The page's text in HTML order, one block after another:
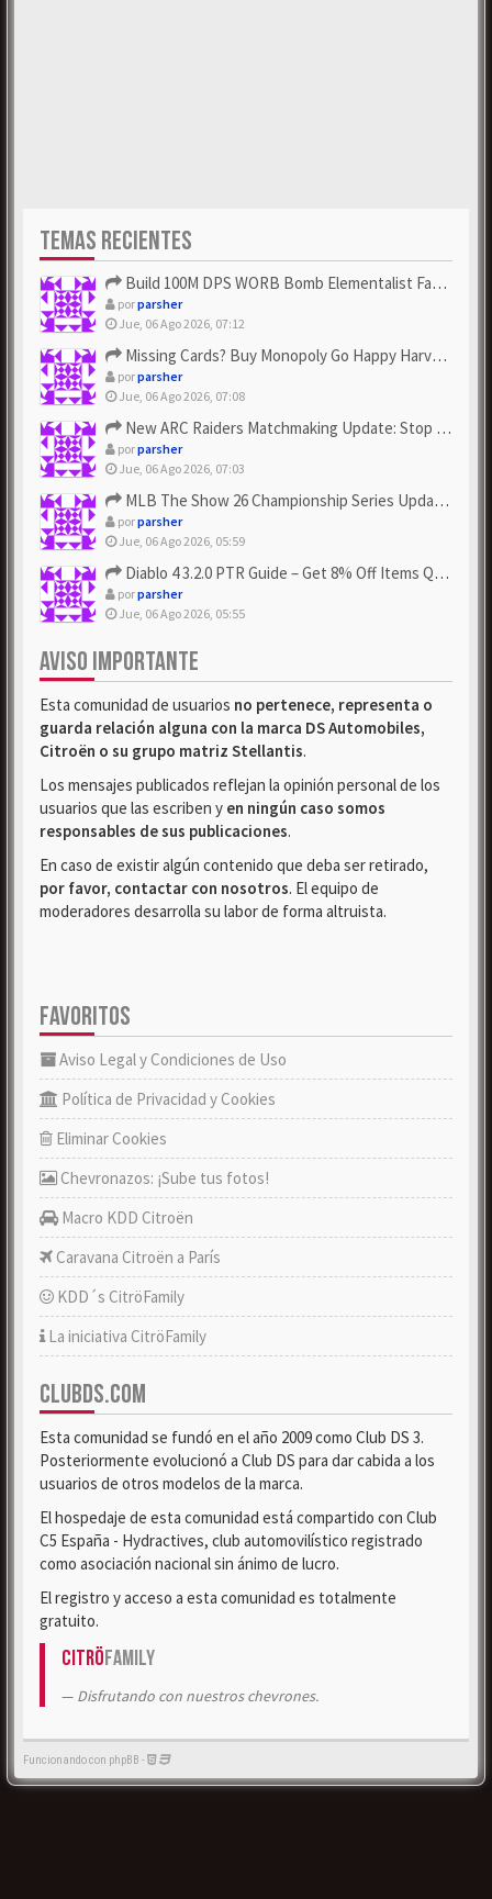
TEMAS RECIENTES
Build 100M DPS WORB Bomb Elementalist Fast - Grab POE Curren...
porparsher
Jue, 06 Ago 2026, 07:12
Missing Cards? Buy Monopoly Go Happy Harvest with Looney Tun...
porparsher
Jue, 06 Ago 2026, 07:08
New ARC Raiders Matchmaking Update: Stop Failed - Grab Bluep...
porparsher
Jue, 06 Ago 2026, 07:03
MLB The Show 26 Championship Series Update! Get Cheap & ...
porparsher
Jue, 06 Ago 2026, 05:59
Diablo 4 3.2.0 PTR Guide – Get 8% Off Items Quickly to Test ...
porparsher
Jue, 06 Ago 2026, 05:55
AVISO IMPORTANTE
Esta comunidad de usuarios no pertenece, representa o
guarda relación alguna con la marca DS Automobiles,
Citroën o su grupo matriz Stellantis.
Los mensajes publicados reflejan la opinión personal de los
usuarios que las escriben y en ningún caso somos
responsables de sus publicaciones.
En caso de existir algún contenido que deba ser retirado,
por favor, contactar con nosotros. El equipo de
moderadores desarrolla su labor de forma altruista.
FAVORITOS
Aviso Legal y Condiciones de Uso
Política de Privacidad y Cookies
Eliminar Cookies
Chevronazos: ¡Sube tus fotos!
Macro KDD Citroën
Caravana Citroën a París
KDD´s CitröFamily
La iniciativa CitröFamily
CLUBDS.COM
Esta comunidad se fundó en el año 2009 como Club DS 3.
Posteriormente evolucionó a Club DS para dar cabida a los
usuarios de otros modelos de la marca.
El hospedaje de esta comunidad está compartido con Club
C5 España - Hydractives, club automovilístico registrado
como asociación nacional sin ánimo de lucro.
El registro y acceso a esta comunidad es totalmente
gratuito.
CitröFamily
Disfrutando con nuestros chevrones.
Funcionando con phpBB -